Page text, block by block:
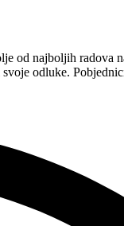
od najboljih radova
odluke.